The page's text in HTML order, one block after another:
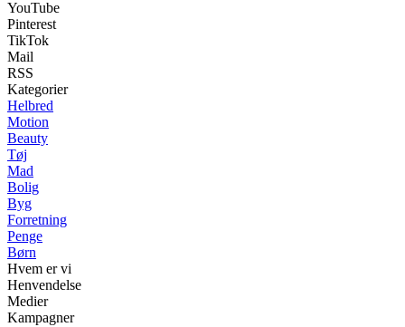
YouTube
Pinterest
TikTok
Mail
RSS
Kategorier
Helbred
Motion
Beauty
Tøj
Mad
Bolig
Byg
Forretning
Penge
Børn
Hvem er vi
Henvendelse
Medier
Kampagner